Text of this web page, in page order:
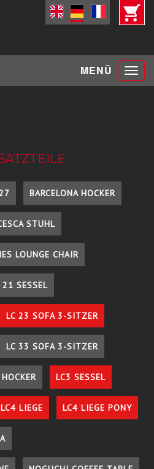
MENÜ Toggle
BARCELONA HOCKER
STUHL
LOUNGE CHAIR
21 SESSEL
LC 23 SOFA 3-SITZER
LC 33 SOFA 3-SITZER
LC3 SESSEL
LC4 LIEGE LC4 LIEGE PONY